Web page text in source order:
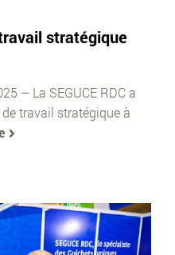
stratégique
– La SEGUCE RDC a
travail stratégique à